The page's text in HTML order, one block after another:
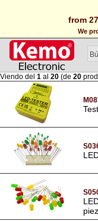
from
We
Viendo del 1 al 20 (de 20